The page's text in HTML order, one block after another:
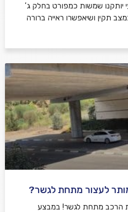
שמשות כמפורט בחלק ג’
תקין ושיאפשרו ראייה ברורה
לעצור מתחת לגשר?
הרכב מתחת לגשר! במבצע